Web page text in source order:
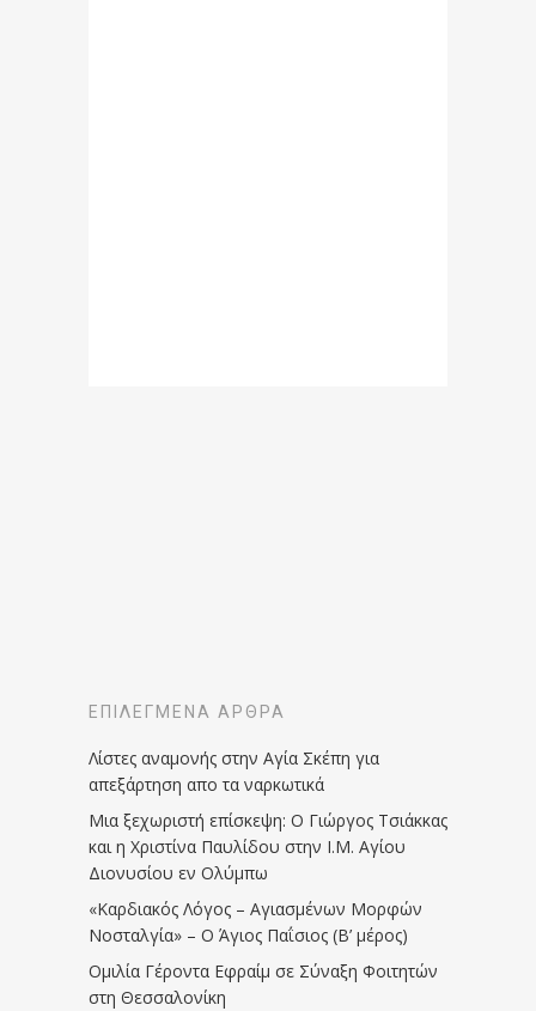
ΕΠΙΛΕΓΜΈΝΑ ΆΡΘΡΑ
Λίστες αναμονής στην Αγία Σκέπη για
απεξάρτηση απο τα ναρκωτικά
Μια ξεχωριστή επίσκεψη: Ο Γιώργος Τσιάκκας
και η Χριστίνα Παυλίδου στην Ι.Μ. Αγίου
Διονυσίου εν Ολύμπω
«Καρδιακός Λόγος – Αγιασμένων Μορφών
Νοσταλγία» – Ο Άγιος Παΐσιος (Β’ μέρος)
Ομιλία Γέροντα Εφραίμ σε Σύναξη Φοιτητών
στη Θεσσαλονίκη